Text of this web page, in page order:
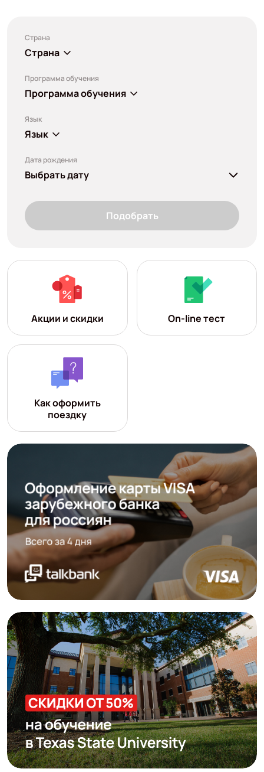
Страна
Страна
Программа обучения
Программа обучения
Язык
Язык
Дата рождения
Выбрать дату
Подобрать
Акции и скидки On-line тест
Как оформить
поездку